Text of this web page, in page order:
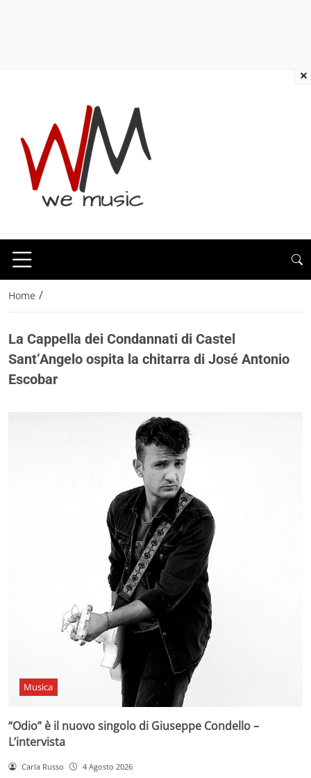
Home /
La Cappella dei Condannati di Castel
Sant’Angelo ospita la chitarra di José Antonio
Escobar
Musica
“Odio” è il nuovo singolo di Giuseppe Condello –
L’intervista
Carla Russo 4 Agosto 2026
×